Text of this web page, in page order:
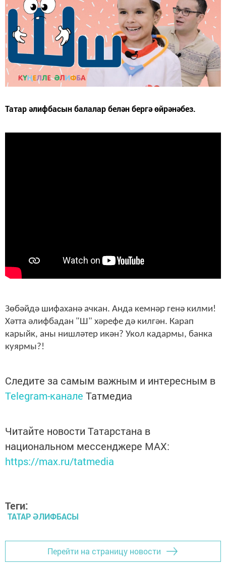
Татар әлифбасын балалар белән бергә өйрәнәбез.
Зөбәйдә шифаханә ачкан. Анда кемнәр генә килми!
Хәтта әлифбадан "Ш" хәрефе дә килгән. Карап
карыйк, аны нишләтер икән? Укол кадармы, банка
куярмы?!
Следите за самым важным и интересным в
Telegram-канале Татмедиа
Читайте новости Татарстана в
национальном мессенджере MАХ:
https://max.ru/tatmedia
Теги:
ТАТАР ӘЛИФБАСЫ
Перейти на страницу новости